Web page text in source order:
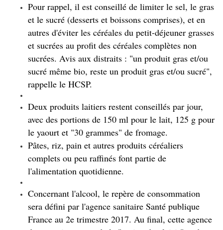
Pour rappel, il est conseillé de limiter le sel, le gras
et le sucré (desserts et boissons comprises), et en
autres d'éviter les céréales du petit-déjeuner grasses
et sucrées au profit des céréales complètes non
sucrées. Avis aux distraits : "un produit gras et/ou
sucré même bio, reste un produit gras et/ou sucré",
rappelle le HCSP.
Deux produits laitiers restent conseillés par jour,
avec des portions de 150 ml pour le lait, 125 g pour
le yaourt et "30 grammes" de fromage.
Pâtes, riz, pain et autres produits céréaliers
complets ou peu raffinés font partie de
l'alimentation quotidienne.
Concernant l'alcool, le repère de consommation
sera défini par l'agence sanitaire Santé publique
France au 2e trimestre 2017. Au final, cette agence